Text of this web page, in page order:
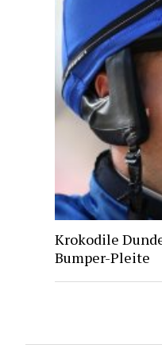
Krokodile
Bumper-Pleite